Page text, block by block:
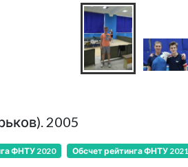
2005
ФНТУ 2020 Обсчет рейтинга ФНТУ 2021